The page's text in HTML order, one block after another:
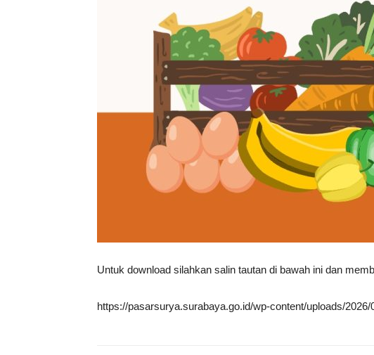
Untuk download silahkan salin tautan di bawah ini dan
https://pasarsurya.surabaya.go.id/wp-content/uploads/